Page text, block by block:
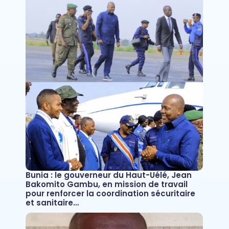
Bunia : le gouverneur du Haut-Uélé, Jean
Bakomito Gambu, en mission de travail
pour renforcer la coordination sécuritaire
et sanitaire…